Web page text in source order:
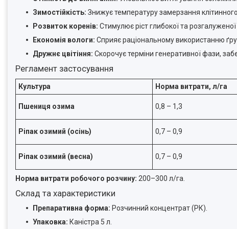
Зимостійкість: Знижує температуру замерзання
Розвиток коренів: Стимулює ріст глибокої та
Економія вологи: Сприяє раціональному використанню
Дружнє цвітіння: Скорочує терміни генеративної фази,
Регламент застосування
Культура Норма витрати, л/га
Пшениця озима 0,8 – 1,3
Ріпак озимий (осінь) 0,7 – 0,9
Ріпак озимий (весна) 0,7 – 0,9
Норма витрати робочого розчину: 200–300 л/га.
Склад та характеристики
Препаративна форма: Розчинний концентрат (РК).
Упаковка: Каністра 5 л.